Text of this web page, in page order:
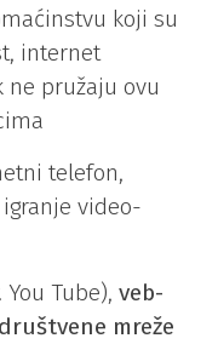
koji su
internet
ne pružaju ovu
telefon,
video-
You Tube), veb-
društvene mreže